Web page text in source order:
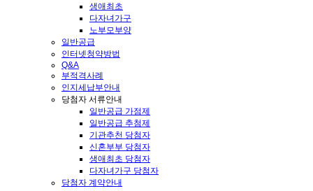
생애최초
다자녀가구
노부모부양
일반공급
인터넷청약방법
Q&A
부적격사례
인지세납부안내
당첨자 서류안내
일반공급 가점제
일반공급 추첨제
기관추천 당첨자
신혼부부 당첨자
생애최초 당첨자
다자녀가구 당첨자
당첨자 계약안내